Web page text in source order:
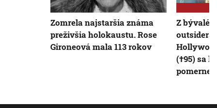
Zomrela najstaršia známa
preživšia holokaustu. Rose
Gironeová mala 113 rokov
Z
outsidera
(†95) sa
pomerne